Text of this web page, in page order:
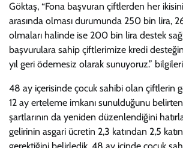
Göktaş, “Fona başvuran çiftlerden her
arasında olması durumunda 250 bin lira,
olmaları halinde ise 200 bin lira destek
başvurulara sahip çiftlerimize kredi
yıl geri ödemesiz olarak sunuyoruz.”
48 ay içerisinde çocuk sahibi olan çiftlerin
12 ay erteleme imkanı sunulduğunu
şartlarının da yeniden düzenlendiğini
gelirinin asgari ücretin 2,3 katından 2,5